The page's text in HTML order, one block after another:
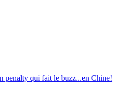
penalty qui fait le buzz...en Chine!